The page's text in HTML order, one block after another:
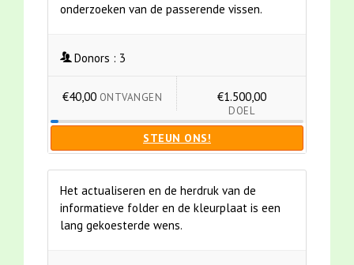
onderzoeken van de passerende vissen.
Donors : 3
€40,00 ONTVANGEN €1.500,00
DOEL
STEUN ONS!
Het actualiseren en de herdruk van de
informatieve folder en de kleurplaat is een
lang gekoesterde wens.